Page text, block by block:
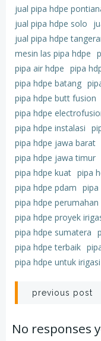
jual pipa hdpe
jual pipa hdpe solo
jual pipa hdpe
mesin las pipa hdpe
pipa air hdpe pipa
pipa hdpe batang
pipa hdpe butt fusion
pipa hdpe
pipa hdpe instalasi
pipa hdpe jawa barat
pipa hdpe jawa timur
pipa hdpe kuat pipa
pipa hdpe pdam pipa
pipa hdpe perumahan
pipa hdpe proyek
pipa hdpe sumatera
pipa hdpe terbaik
pipa hdpe untuk irigasi
Post
previous post
No responses